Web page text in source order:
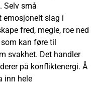
Selv små
emosjonelt slag i
fred, megle, roe ned
kan føre til
svakhet. Det handler
på konfliktenergi. Å
inn hele